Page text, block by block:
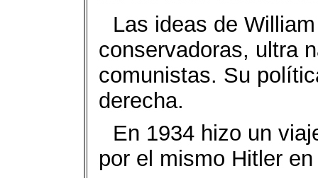
Las ideas de
conservadoras, ultra
comunistas. Su
derecha.
En 1934 hizo un
por el mismo Hitler